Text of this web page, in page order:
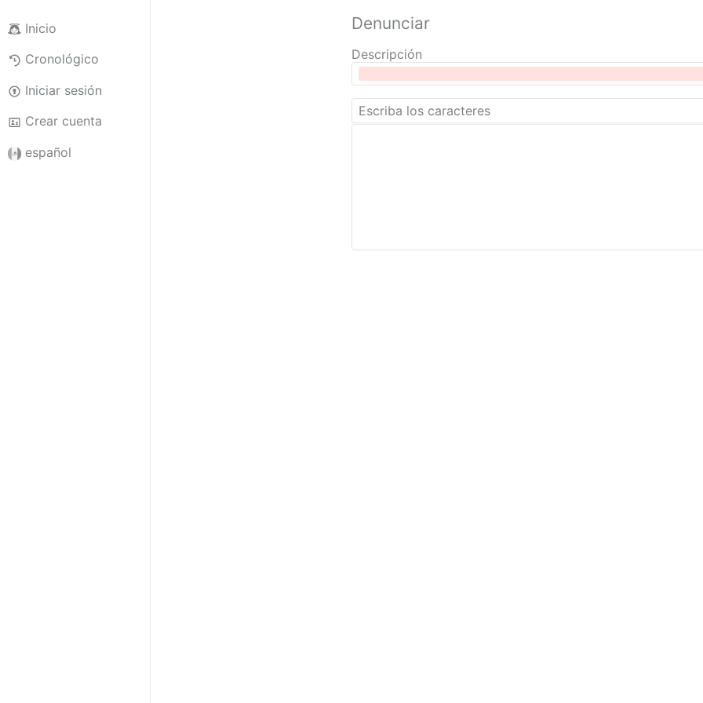
Inicio
Cronológico
Iniciar sesión
Crear cuenta
español
Denunciar
Descripción